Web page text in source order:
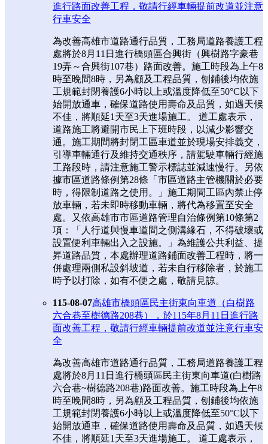
進行路面改善工程，敬請行經車輛提前改道並注意
行車安全
為改善高雄市道路通行品質，工務局道路養護工程
處將於8月11日進行橋頭區合興街（興樹路字豪巷
19弄～合興街107巷）路面改善。施工時段為上午8
時至晚間8時，另為顧及工程品質，刨鋪後均依施
工規範封閉養護6小時以上或溫度降低至50°C以下
始開放通車，確保道路使用壽命及品質，如遇天候
不佳，將順延1天至3天進場施工。 道工處表示，
道路施工將避開市民上下班時段，以減少影響交
通。施工期間將封閉工區車道並於現場安排義交，
引導車輛通行及維持交通秩序，請駕駛車輛行經施
工路段時，請注意施工警示標誌並減速慢行。另依
據市區道路條例第28條「市區道路主管機關於必要
時，得限制道路之使用。」施工期間工區內禁止停
放車輛，若未即時移動車輛，將代為移置至安全
處。又依高雄市市區道路管理自治條例第10條第2
項：「人行道與慢車道間之側溝緣石，不得破壞或
設置便利車輛出入之設施。」為維護公共利益、提
昇道路品質，本處辦理道路鋪面改善工程時，將一
併處理兩側私設斜坡道，若未自行移除者，於施工
時予以打除，如有不便之處，敬請見諒。
115-08-07高雄市橋頭區民主街東向車道（白樹路
六合巷至樹德路208巷），於115年8月11日進行路
面改善工程，敬請行經車輛提前改道並注意行車安
全
為改善高雄市道路通行品質，工務局道路養護工程
處將於8月11日進行橋頭區民主街東向車道(白樹路
六合巷~樹德路208巷)路面改善。施工時段為上午8
時至晚間8時，另為顧及工程品質，刨鋪後均依施
工規範封閉養護6小時以上或溫度降低至50°C以下
始開放通車，確保道路使用壽命及品質，如遇天候
不佳，將順延1天至3天進場施工。 道工處表示，